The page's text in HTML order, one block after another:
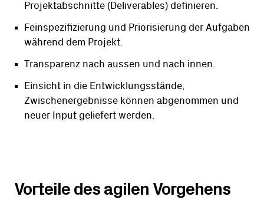
Projektabschnitte (Deliverables) definieren.
Feinspezifizierung und Priorisierung der Aufgaben
während dem Projekt.
Transparenz nach aussen und nach innen.
Einsicht in die Entwicklungsstände,
Zwischenergebnisse können abgenommen und
neuer Input geliefert werden.
Vorteile des agilen Vorgehens